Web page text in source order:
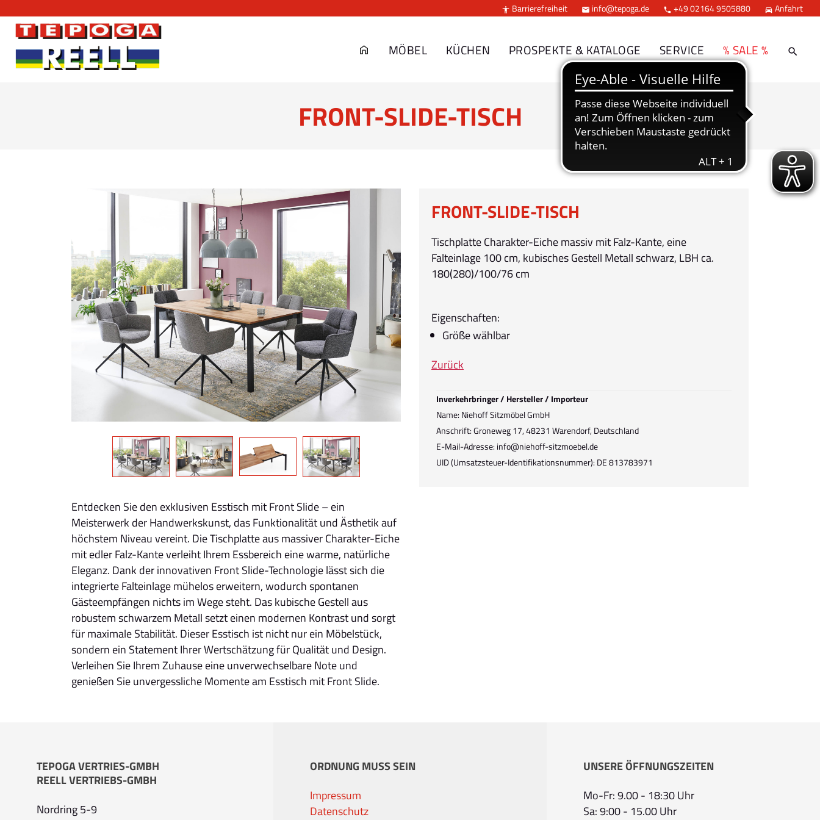
 Barrierefreiheit  info@tepoga.de  +49 02164 9505880  Anfahrt
MÖBEL KÜCHEN PROSPEKTE & KATALOGE SERVICE % SALE %
FRONT-SLIDE-TISCH
Entdecken Sie den exklusiven Esstisch mit Front Slide – ein
Meisterwerk der Handwerkskunst, das Funktionalität und Ästhetik auf
höchstem Niveau vereint. Die Tischplatte aus massiver Charakter-Eiche
mit edler Falz-Kante verleiht Ihrem Essbereich eine warme, natürliche
Eleganz. Dank der innovativen Front Slide-Technologie lässt sich die
integrierte Falteinlage mühelos erweitern, wodurch spontanen
Gästeempfängen nichts im Wege steht. Das kubische Gestell aus
robustem schwarzem Metall setzt einen modernen Kontrast und sorgt
für maximale Stabilität. Dieser Esstisch ist nicht nur ein Möbelstück,
sondern ein Statement Ihrer Wertschätzung für Qualität und Design.
Verleihen Sie Ihrem Zuhause eine unverwechselbare Note und
genießen Sie unvergessliche Momente am Esstisch mit Front Slide.
FRONT-SLIDE-TISCH
Tischplatte Charakter-Eiche massiv mit Falz-Kante, eine
Falteinlage 100 cm, kubisches Gestell Metall schwarz, LBH ca.
180(280)/100/76 cm
Eigenschaften:
Größe wählbar
Zurück
Inverkehrbringer / Hersteller / Importeur
Name: Niehoff Sitzmöbel GmbH
Anschrift: Groneweg 17, 48231 Warendorf, Deutschland
E-Mail-Adresse: info@niehoff-sitzmoebel.de
UID (Umsatzsteuer-Identifikationsnummer): DE 813783971
TEPOGA VERTRIES-GMBH
REELL VERTRIEBS-GMBH
Nordring 5-9
ORDNUNG MUSS SEIN
Impressum
Datenschutz
UNSERE ÖFFNUNGSZEITEN
Mo-Fr: 9.00 - 18:30 Uhr
Sa: 9:00 - 15.00 Uhr